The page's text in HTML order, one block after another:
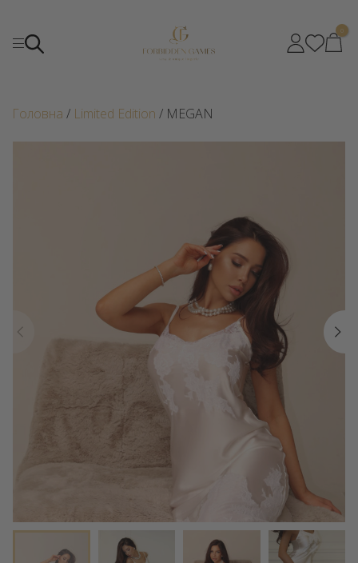
0
Головна / Limited Edition / MEGAN